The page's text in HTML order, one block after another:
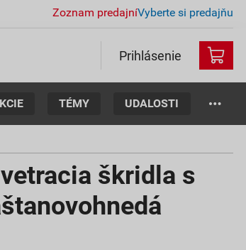
Zoznam predajníVyberte si predajňu
Prihlásenie
TÉMY UDALOSTI
škridla s